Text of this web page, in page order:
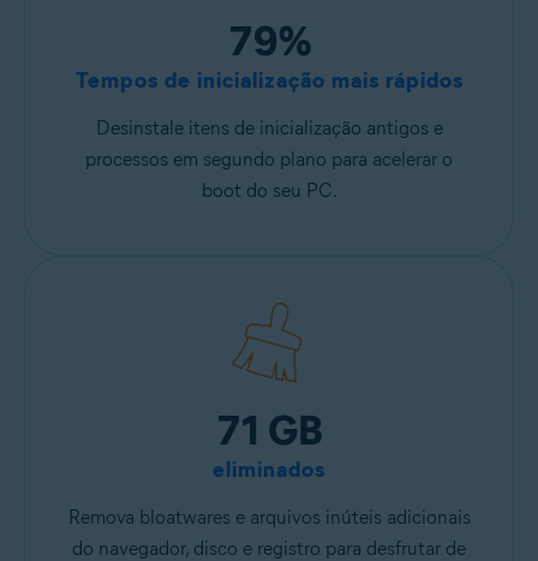
79%
Tempos de inicialização mais rápidos
Desinstale itens de inicialização antigos e
processos em segundo plano para acelerar o
boot do seu PC.
71 GB
eliminados
Remova bloatwares e arquivos inúteis adicionais
do navegador, disco e registro para desfrutar de